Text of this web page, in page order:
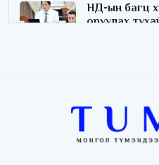
НД-ын багц
оруулах
хяналт
Admin